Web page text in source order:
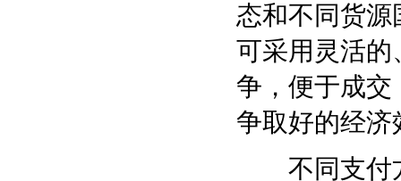
态和不同货
可采用灵活的
争，便于成交
争取好的经济
不同支付